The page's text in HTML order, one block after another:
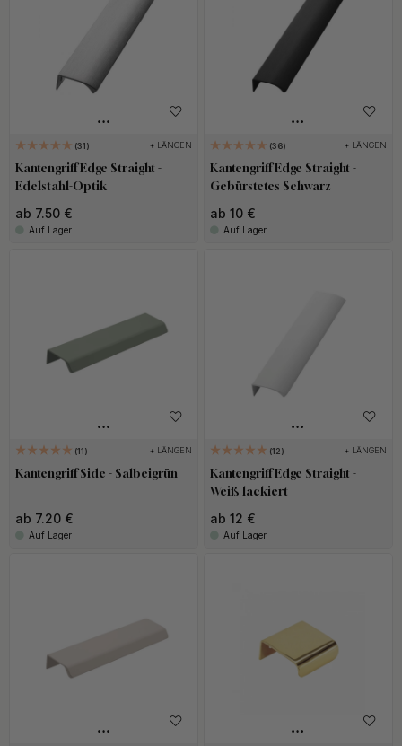
31 + LÄNGEN
Kantengriff Edge Straight -
Edelstahl-Optik
ab 7.50 €
Auf Lager
36 + LÄNGEN
Kantengriff Edge Straight -
Gebürstetes Schwarz
ab 10 €
Auf Lager
11 + LÄNGEN
Kantengriff Side - Salbeigrün
ab 7.20 €
Auf Lager
12 + LÄNGEN
Kantengriff Edge Straight -
Weiß lackiert
ab 12 €
Auf Lager